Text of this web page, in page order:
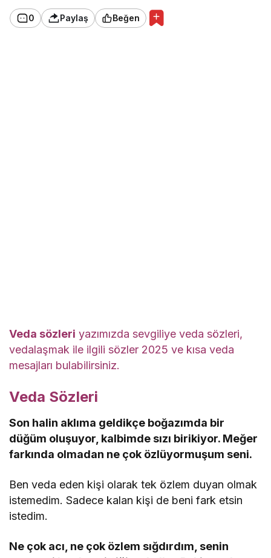
0 Paylaş Beğen
Veda sözleri yazımızda sevgiliye veda sözleri,
vedalaşmak ile ilgili sözler 2025 ve kısa veda
mesajları bulabilirsiniz.
Veda Sözleri
Son halin aklıma geldikçe boğazımda bir
düğüm oluşuyor, kalbimde sızı birikiyor. Meğer
farkında olmadan ne çok özlüyormuşum seni.
Ben veda eden kişi olarak tek özlem duyan olmak
istemedim. Sadece kalan kişi de beni fark etsin
istedim.
Ne çok acı, ne çok özlem sığdırdım, senin